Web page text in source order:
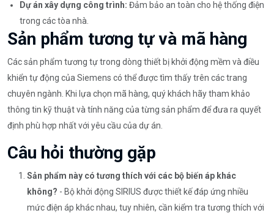
Dự án xây dựng công trình: Đảm bảo an toàn cho hệ thống điện
trong các tòa nhà.
Sản phẩm tương tự và mã hàng
Các sản phẩm tương tự trong dòng thiết bị khởi động mềm và điều
khiển tự động của Siemens có thể được tìm thấy trên các trang
chuyên ngành. Khi lựa chọn mã hàng, quý khách hãy tham khảo
thông tin kỹ thuật và tính năng của từng sản phẩm để đưa ra quyết
định phù hợp nhất với yêu cầu của dự án.
Câu hỏi thường gặp
Sản phẩm này có tương thích với các bộ biến áp khác
không? - Bộ khởi động SIRIUS được thiết kế đáp ứng nhiều
mức điện áp khác nhau, tuy nhiên, cần kiểm tra tương thích với